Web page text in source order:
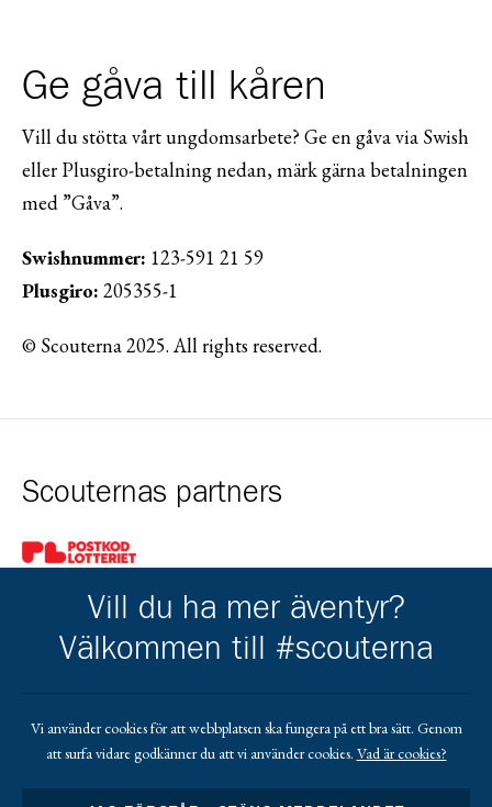
Ge gåva till kåren
Vill du stötta vårt ungdomsarbete? Ge en gåva via Swish
eller Plusgiro-betalning nedan, märk gärna betalningen
med ”Gåva”.
Swishnummer: 123-591 21 59
Plusgiro: 205355-1
© Scouterna 2025. All rights reserved.
Scouternas partners
Gå till pl_50
Kårens partners
Gå till https://www.mera.se/Gå till https://www.lansforsakringar.se/
Gå till https://
Vill du ha mer äventyr?
Välkommen till #scouterna
Vi använder cookies för att webbplatsen ska fungera på ett bra sätt. Genom
att surfa vidare godkänner du att vi använder cookies. Vad är cookies?